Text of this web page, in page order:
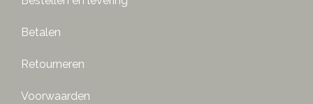
Betalen
Retourneren
Voorwaarden